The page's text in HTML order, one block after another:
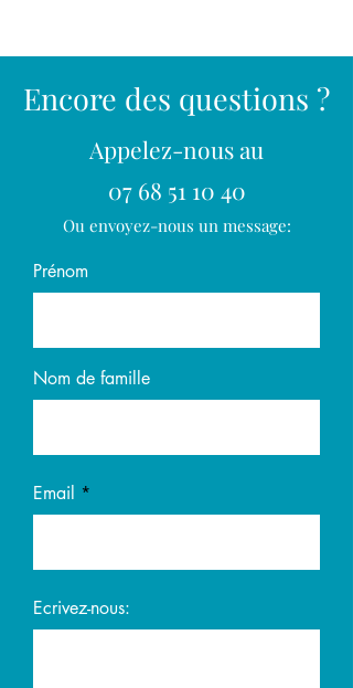
Encore des questions ?
Appelez-nous au
07 68 51 10 40
Ou envoyez-nous un message:
Prénom
Nom de famille
Email
Ecrivez-nous: